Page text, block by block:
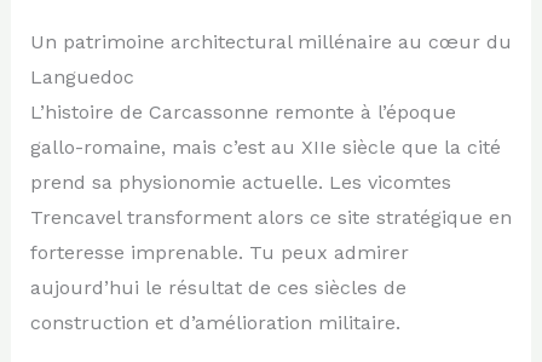
Un patrimoine architectural millénaire au cœur du
Languedoc
L’histoire de Carcassonne remonte à l’époque
gallo-romaine, mais c’est au XIIe siècle que la cité
prend sa physionomie actuelle. Les vicomtes
Trencavel transforment alors ce site stratégique en
forteresse imprenable. Tu peux admirer
aujourd’hui le résultat de ces siècles de
construction et d’amélioration militaire.